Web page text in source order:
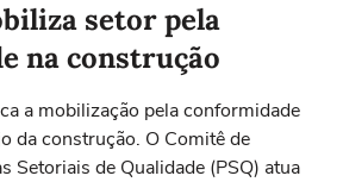
setor pela
na construção
a mobilização pela conformidade
da construção. O Comitê de
Setoriais de Qualidade (PSQ) atua